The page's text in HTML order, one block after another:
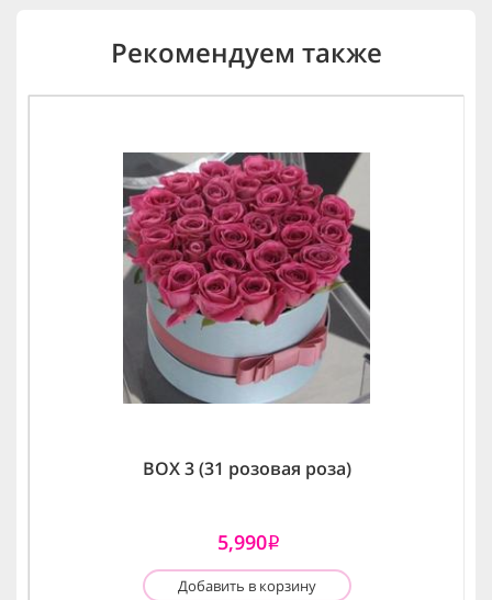
Рекомендуем также
BOX 3 (31 розовая роза)
5,990i
Добавить в корзину